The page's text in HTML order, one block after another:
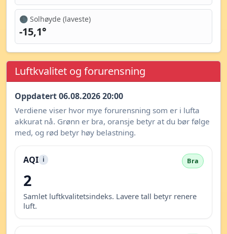
🌑 Solhøyde (laveste)
-15,1°
Luftkvalitet og forurensning
Oppdatert 06.08.2026 20:00
Verdiene viser hvor mye forurensning som er i lufta
akkurat nå. Grønn er bra, oransje betyr at du bør følge
med, og rød betyr høy belastning.
AQI i Bra
2
Samlet luftkvalitetsindeks. Lavere tall betyr renere
luft.